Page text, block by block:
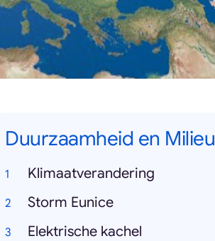
Duurzaamheid en Milieu
Klimaatverandering
Storm Eunice
Elektrische kachel